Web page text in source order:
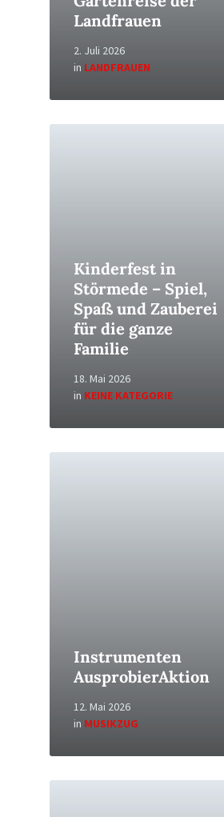
Landfrauen
2. Juli 2026
in LANDFRAUEN
Kinderfest in
Störmede – Spiel,
Spaß und Zauberei
für die ganze
Familie
18. Mai 2026
in KEINE KATEGORIE
Instrumenten
AusprobierAktion
12. Mai 2026
in MUSIKZUG